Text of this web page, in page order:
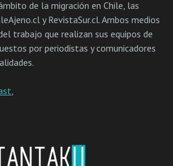
de la migración en Chile, las
y RevistaSur.cl. Ambos medios
trabajo que realizan sus equipos de
por periodistas y comunicadores
,